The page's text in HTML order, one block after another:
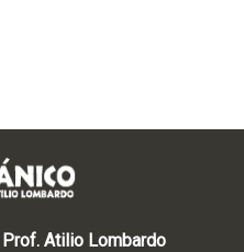
Atilio Lombardo